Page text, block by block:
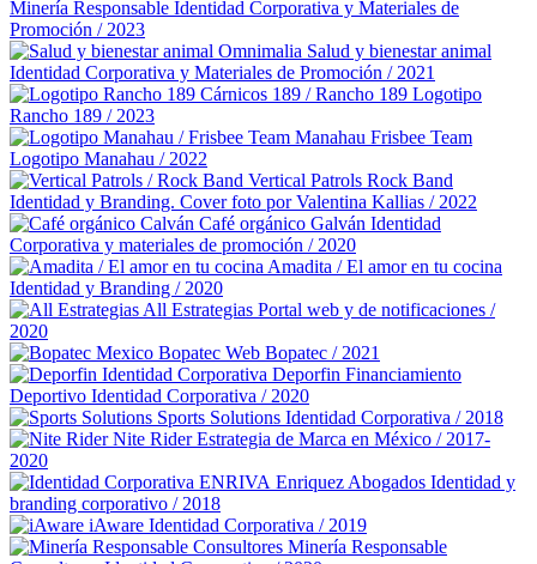
Minería Responsable Identidad Corporativa y Materiales de
Promoción / 2023
Omnimalia Salud y bienestar animal
Identidad Corporativa y Materiales de Promoción / 2021
Cárnicos 189 / Rancho 189 Logotipo
Rancho 189 / 2023
Manahau Frisbee Team
Logotipo Manahau / 2022
Vertical Patrols Rock Band
Identidad y Branding. Cover foto por Valentina Kallias / 2022
Café orgánico Galván Identidad
Corporativa y materiales de promoción / 2020
Amadita / El amor en tu cocina
Identidad y Branding / 2020
All Estrategias Portal web y de notificaciones /
2020
Bopatec Web Bopatec / 2021
Deporfin Financiamiento
Deportivo Identidad Corporativa / 2020
Sports Solutions Identidad Corporativa / 2018
Nite Rider Estrategia de Marca en México / 2017-
2020
Enriquez Abogados Identidad y
branding corporativo / 2018
iAware Identidad Corporativa / 2019
Minería Responsable